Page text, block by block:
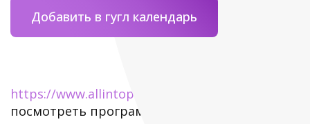
Добавить в гугл календарь
https://www.allintopconf.ru/
посмотреть программу